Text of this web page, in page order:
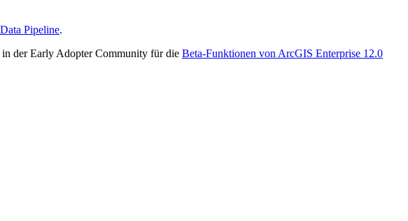
Pipeline.
der Early Adopter Community für die Beta-Funktionen von ArcGIS Enterprise 12.0